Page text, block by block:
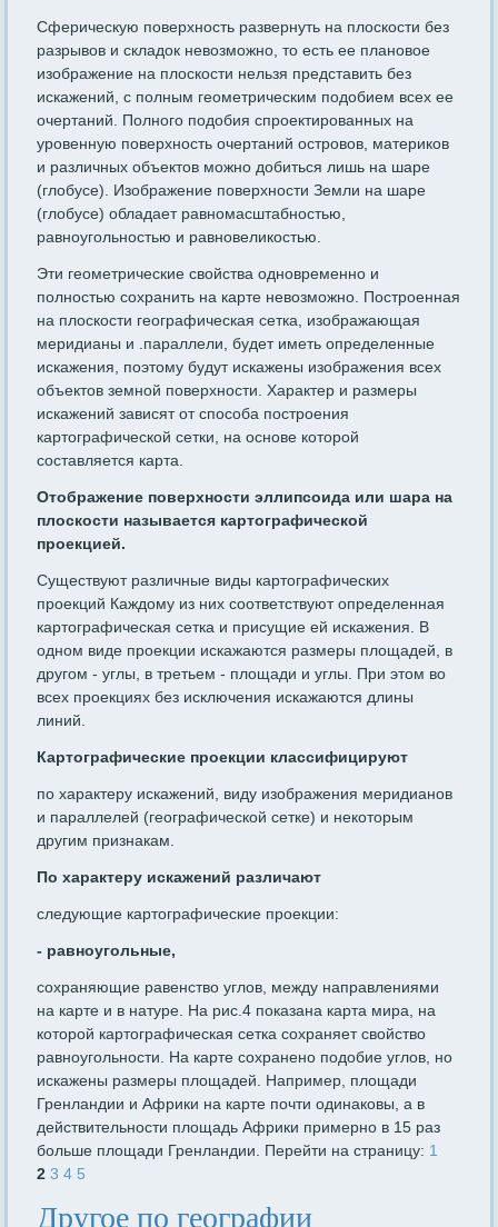
Сферическую поверхность развернуть на плоскости без
разрывов и складок невозможно, то есть ее плановое
изображение на плоскости нельзя представить без
искажений, с полным геометрическим подобием всех ее
очертаний. Полного подобия спроектированных на
уровенную поверхность очертаний островов, материков
и различных объектов можно добиться лишь на шаре
(глобусе). Изображение поверхности Земли на шаре
(глобусе) обладает равномасштабностью,
равноугольностью и равновеликостью.
Эти геометрические свойства одновременно и
полностью сохранить на карте невозможно. Построенная
на плоскости географическая сетка, изображающая
меридианы и .параллели, будет иметь определенные
искажения, поэтому будут искажены изображения всех
объектов земной поверхности. Характер и размеры
искажений зависят от способа построения
картографической сетки, на основе которой
составляется карта.
Отображение поверхности эллипсоида или шара на
плоскости называется картографической
проекцией.
Существуют различные виды картографических
проекций Каждому из них соответствуют определенная
картографическая сетка и присущие ей искажения. В
одном виде проекции искажаются размеры площадей, в
другом - углы, в третьем - площади и углы. При этом во
всех проекциях без исключения искажаются длины
линий.
Картографические проекции классифицируют
по характеру искажений, виду изображения меридианов
и параллелей (географической сетке) и некоторым
другим признакам.
По характеру искажений различают
следующие картографические проекции:
- равноугольные,
сохраняющие равенство углов, между направлениями
на карте и в натуре. На рис.4 показана карта мира, на
которой картографическая сетка сохраняет свойство
равноугольности. На карте сохранено подобие углов, но
искажены размеры площадей. Например, площади
Гренландии и Африки на карте почти одинаковы, а в
действительности площадь Африки примерно в 15 раз
больше площади Гренландии. Перейти на страницу: 1
2 3 4 5
Другое по географии